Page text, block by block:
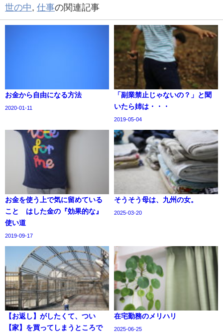
世の中, 仕事の関連記事
お金から自由になる方法
2020-01-11
「副業禁止じゃないの？」と聞
いたら姉は・・・
2019-05-04
お金を使う上で気に留めている
こと はした金の『効果的な』
使い道
2019-09-17
そうそう母は、九州の女。
2025-03-20
【お返し】がしたくて、つい
【家】を買ってしまうところで
在宅勤務のメリハリ
2025-06-25